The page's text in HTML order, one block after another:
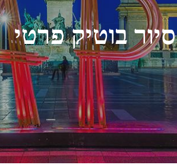
סיור בוטיק פרטי